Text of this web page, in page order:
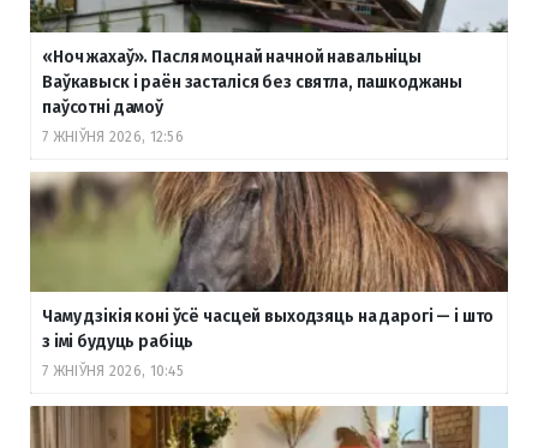
«Ноч жахаў». Пасля моцнай начной навальніцы
Ваўкавыск і раён засталіся без святла, пашкоджаны
паўсотні дамоў
7 ЖНІЎНЯ 2026, 12:56
Чаму дзікія коні ўсё часцей выходзяць на дарогі — і што
з імі будуць рабіць
7 ЖНІЎНЯ 2026, 10:45